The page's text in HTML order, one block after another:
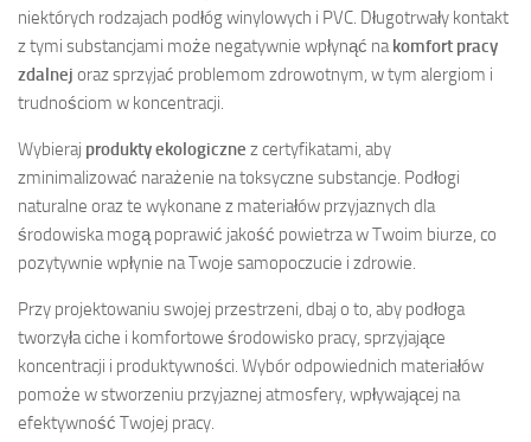
niektórych rodzajach podłóg winylowych i PVC. Długotrwały kontakt
z tymi substancjami może negatywnie wpłynąć na komfort pracy
zdalnej oraz sprzyjać problemom zdrowotnym, w tym alergiom i
trudnościom w koncentracji.
Wybieraj produkty ekologiczne z certyfikatami, aby
zminimalizować narażenie na toksyczne substancje. Podłogi
naturalne oraz te wykonane z materiałów przyjaznych dla
środowiska mogą poprawić jakość powietrza w Twoim biurze, co
pozytywnie wpłynie na Twoje samopoczucie i zdrowie.
Przy projektowaniu swojej przestrzeni, dbaj o to, aby podłoga
tworzyła ciche i komfortowe środowisko pracy, sprzyjające
koncentracji i produktywności. Wybór odpowiednich materiałów
pomoże w stworzeniu przyjaznej atmosfery, wpływającej na
efektywność Twojej pracy.